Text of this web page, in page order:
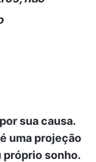
sua causa.
uma projeção
próprio sonho.